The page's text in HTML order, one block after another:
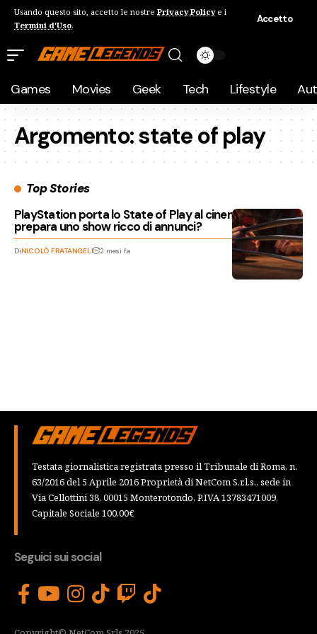
Usando questo sito, accetto le nostre Privacy Policye i
Termini d'Uso.
Accetto
Games Movies Geek Tech Lifestyle
Argomento:state of play
Top Stories
PlayStation porta lo State of Play al cinema: Sony
prepara uno show ricco di annunci?
DiNICOLÒ FRATANGELI 2 mesi fa
Testata giornalistica registrata presso il Tribunale di Roma, n.
63/2016 del 5 Aprile 2016 Proprietà di NetCom S.r.l.s., sede in
Via Cellottini 38, 00015 Monterotondo, P.IVA 13783471009,
Capitale Sociale 100,00€
Seguici sui social